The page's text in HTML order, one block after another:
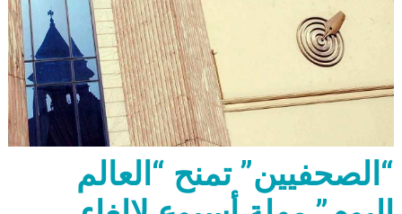
“الصحفيين” تمنح “العالم